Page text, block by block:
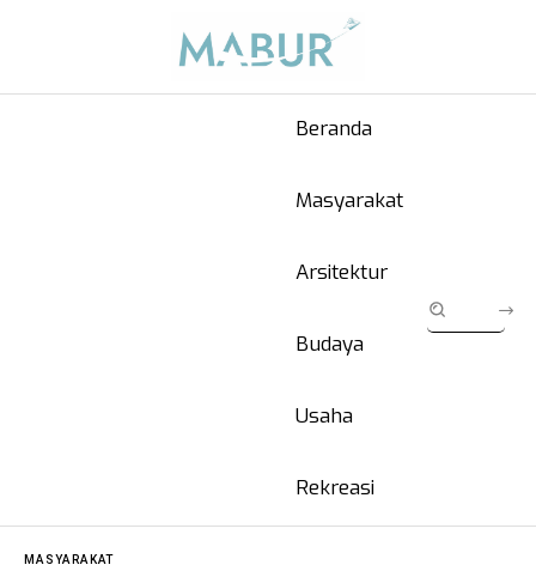
Beranda
Masyarakat
Arsitektur
Budaya
Usaha
Rekreasi
MASYARAKAT